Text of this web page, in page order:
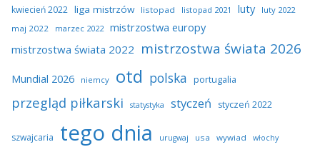
kwiecień 2022 liga mistrzów listopad listopad 2021 luty
luty 2022
maj 2022
marzec 2022 mistrzostwa europy
mistrzostwa świata 2022 mistrzostwa świata 2026
Mundial 2026 niemcy otd polska portugalia
przegląd piłkarski statystyka styczeń styczeń 2022
szwajcaria tego dnia urugwaj usa wywiad włochy